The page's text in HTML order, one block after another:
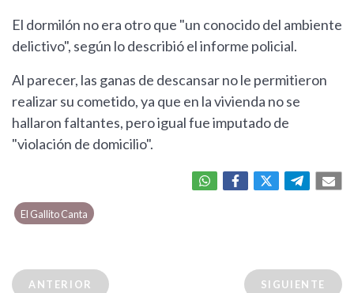
El dormilón no era otro que "un conocido del ambiente
delictivo", según lo describió el informe policial.
Al parecer, las ganas de descansar no le permitieron
realizar su cometido, ya que en la vivienda no se
hallaron faltantes, pero igual fue imputado de
"violación de domicilio".
El Gallito Canta
ANTERIOR SIGUIENTE